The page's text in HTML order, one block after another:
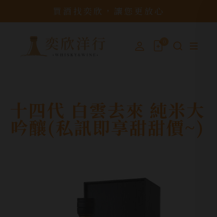
買酒找奕欣，讓您更放心
十四代 白雲去來 純米大
吟釀(私訊即享甜甜價~)